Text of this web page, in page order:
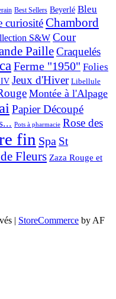
Best Sellers Beyerlé Bleu
curiositéChambord
S&W Cour
PailleCraquelés
Ferme "1950" Folies
IV Jeux d'Hiver Libellule
Montée à l'Alpage
Papier Découpé
Pots à pharmacie Rose des
fin Spa St
Fleurs Zaza Rouge et
| StoreCommerce by AF